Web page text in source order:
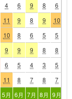
4 6 9 8 6
11 9 8 9 10
10 8 6 5 5
9 9 9 8 8
6 5 4 3 5
11 8 7 8 7
5月 6月 7月 8月 9月